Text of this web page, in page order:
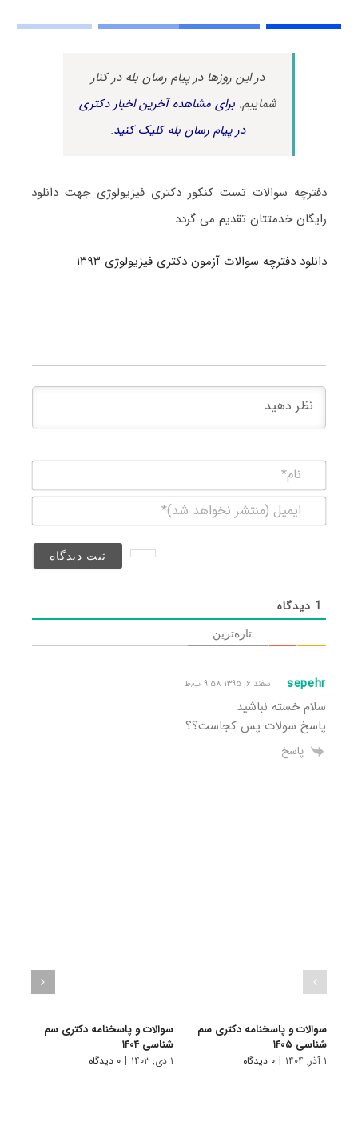
در این روزها در پیام رسان بله در کنار
شماییم.برای مشاهده آخرین اخبار دکتری
در پیام رسان بله کلیک کنید.
دفترچه سوالات تست کنکور دکتری فیزیولوژی جهت دانلود
رایگان خدمتتان تقدیم می گردد.
دانلود دفترچه سوالات آزمون دکتری فیزیولوژی ۱۳۹۳
(منتشر
1 دیدگاه
تازه‌ترین
sepehr اسفند ۶, ۱۳۹۵ ۹:۵۸ ب٫ظ
سلام خسته نباشید
پاسخ سولات پس کجاست؟؟
پاسخ
سوالات و پاسخنامه دکتری سم
شناسی ۱۴۰۵
۱ آذر, ۱۴۰۴ | ۰ دیدگاه
سوالات و پاسخنامه دکتری سم
شناسی ۱۴۰۴
۱ دی, ۱۴۰۳ | ۰ دیدگاه